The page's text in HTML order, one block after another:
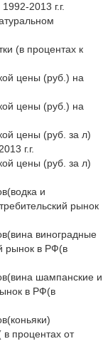
2013 г.г.
(в процентах к
цены (руб.) на
цены (руб.) на
цены (руб. за л)
г.г.
цены (руб. за л)
и
рынок
виноградные
рынок в РФ(в
шампанские и
в РФ(в
процентах от